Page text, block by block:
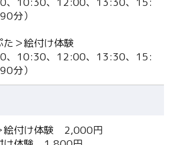
分）
た＞絵付け体験
、10:30、12:00、13:30、15:
分）
絵付け体験 2,000円